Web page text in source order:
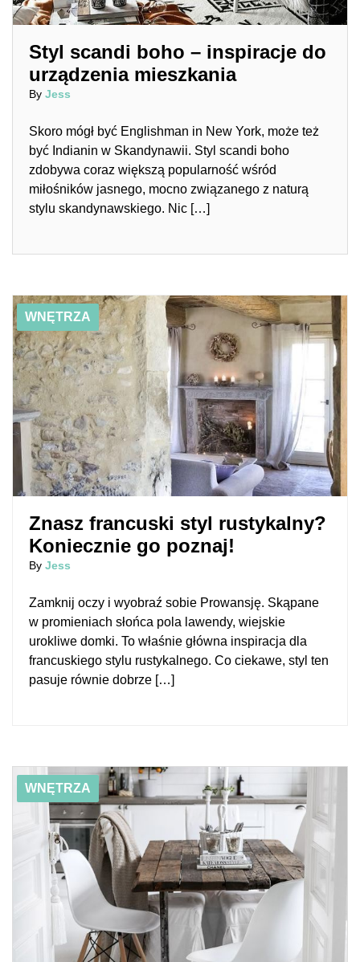
Styl scandi boho – inspiracje do
urządzenia mieszkania
By Jess
Skoro mógł być Englishman in New York, może też
być Indianin w Skandynawii. Styl scandi boho
zdobywa coraz większą popularność wśród
miłośników jasnego, mocno związanego z naturą
stylu skandynawskiego. Nic […]
Znasz francuski styl rustykalny? Koniecznie go poznaj!
Znasz francuski styl rustykalny?
Koniecznie go poznaj!
01/15/2019
By Jess
WNĘTRZA
Zamknij oczy i wyobraź sobie Prowansję. Skąpane
w promieniach słońca pola lawendy, wiejskie
urokliwe domki. To właśnie główna inspiracja dla
francuskiego stylu rustykalnego. Co ciekawe, styl ten
pasuje równie dobrze […]
3 pomysły na drewniane elementy w kuchni
01/15/2019
WNĘTRZA